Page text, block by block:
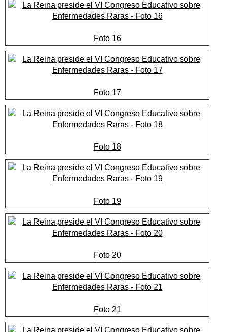
Foto 16
Foto 17
Foto 18
Foto 19
Foto 20
Foto 21